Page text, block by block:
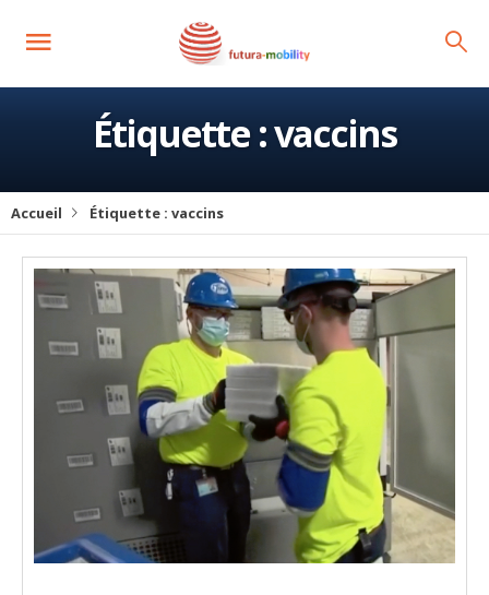
Étiquette :vaccins
Accueil Étiquette : vaccins